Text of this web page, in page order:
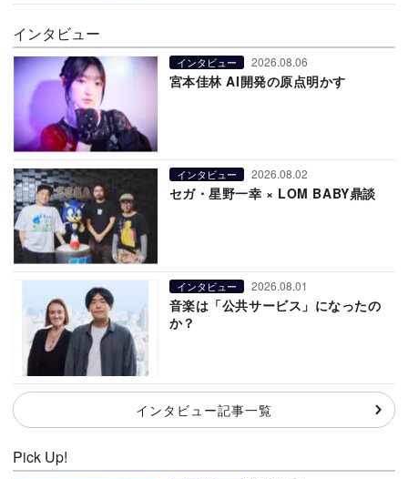
インタビュー
インタビュー 2026.08.06
宮本佳林 AI開発の原点明かす
インタビュー 2026.08.02
セガ・星野一幸 × LOM BABY鼎談
インタビュー 2026.08.01
音楽は「公共サービス」になったの
か？
インタビュー記事一覧
Pick Up!